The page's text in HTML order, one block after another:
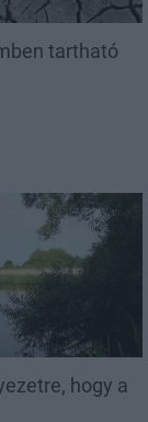
tartható
hogy a